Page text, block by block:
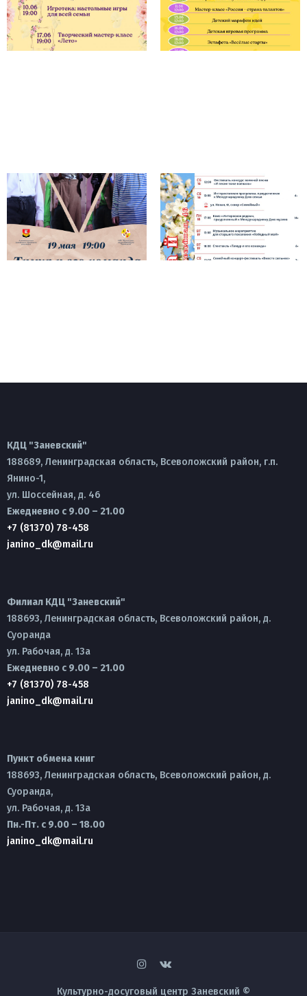
КДЦ "Заневский"
188689, Ленинградская область, Всеволожский район, г.п.
Янино-1,
ул. Шоссейная, д. 46
Ежедневно с 9.00 – 21.00
+7 (81370) 78-458
janino_dk@mail.ru
Филиал КДЦ "Заневский"
188693, Ленинградская область, Всеволожский район, д.
Суоранда
ул. Рабочая, д. 13а
Ежедневно с 9.00 – 21.00
+7 (81370) 78-458
janino_dk@mail.ru
Пункт обмена книг
188693, Ленинградская область, Всеволожский район, д.
Суоранда,
ул. Рабочая, д. 13а
Пн.-Пт. с 9.00 – 18.00
janino_dk@mail.ru
Культурно-досуговый центр Заневский ©